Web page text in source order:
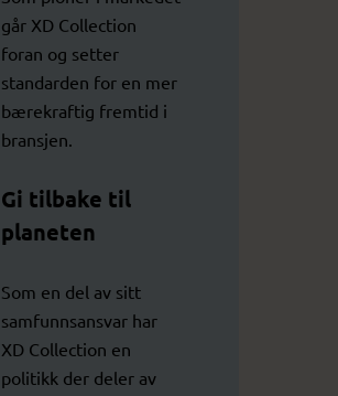
går XD Collection
foran og setter
standarden for en mer
bærekraftig fremtid i
bransjen.
Gi tilbake til
planeten
Som en del av sitt
samfunnsansvar har
XD Collection en
politikk der deler av